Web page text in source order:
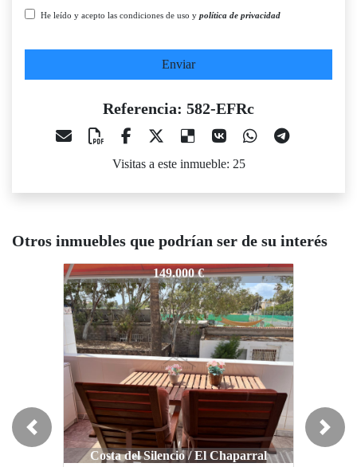
He leído y acepto las condiciones de uso y política de privacidad
Enviar
Referencia: 582-EFRc
Visitas a este inmueble: 25
Otros inmuebles que podrían ser de su interés
149.000 €
Costa del Silencio / El Chaparral
582-EFRc 119.000 €
Arona / El Fraile
Previous Next